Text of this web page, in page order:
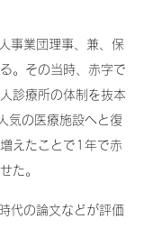
事業団理事、兼、保
。その当時、赤字で
診療所の体制を抜本
気の医療施設へと復
えたことで1年で赤
た。
代の論文などが評価